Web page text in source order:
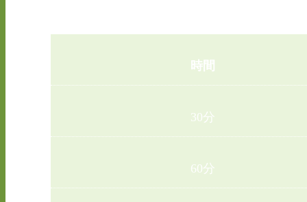
時間
30分
60分